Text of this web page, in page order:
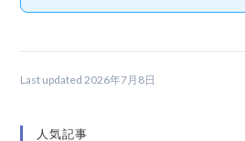
Last updated 2026年7月8日
人気記事